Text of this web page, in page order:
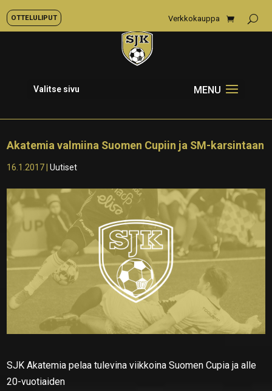
OTTELULIPUT Verkkokauppa
Valitse sivu
Akatemia valmiina Suomen Cupiin ja SM-karsintaan
16.1.2017 |Uutiset
SJK Akatemia pelaa tulevina viikkoina Suomen Cupia ja alle
20-vuotiaiden